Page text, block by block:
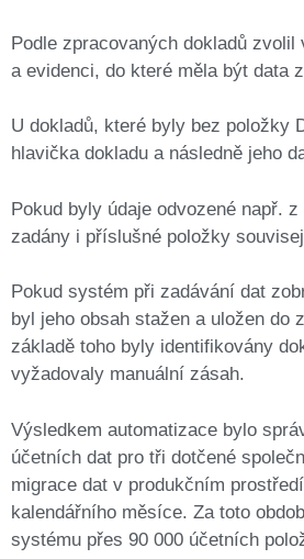
Podle zpracovaných dokladů zvolil
a evidenci, do které měla být data
U dokladů, které byly bez položky
hlavička dokladu a následně jeho
Pokud byly údaje odvozené např.
zadány i příslušné položky
Pokud systém při zadávání dat
byl jeho obsah stažen a uložen do
základě toho byly identifikovány
vyžadovaly manuální zásah.
Výsledkem automatizace bylo
účetních dat pro tři dotčené
migrace dat v produkčním
kalendářního měsíce. Za toto
systému přes 90 000 účetních